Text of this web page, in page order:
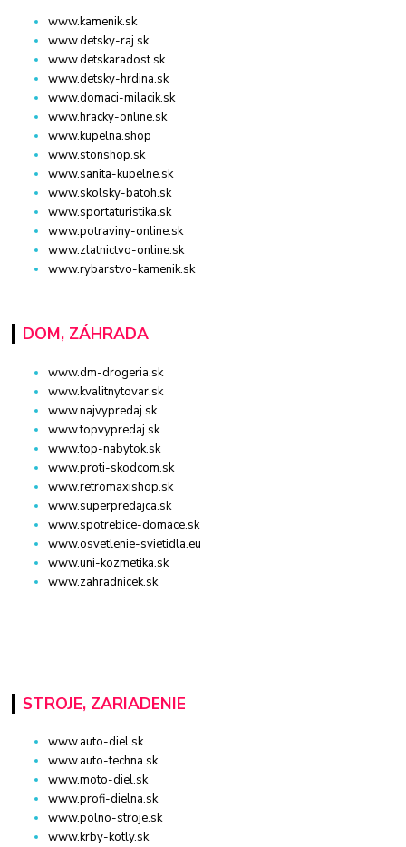
www.kamenik.sk
www.detsky-raj.sk
www.detskaradost.sk
www.detsky-hrdina.sk
www.domaci-milacik.sk
www.hracky-online.sk
www.kupelna.shop
www.stonshop.sk
www.sanita-kupelne.sk
www.skolsky-batoh.sk
www.sportaturistika.sk
www.potraviny-online.sk
www.zlatnictvo-online.sk
www.rybarstvo-kamenik.sk
DOM, ZÁHRADA
www.dm-drogeria.sk
www.kvalitnytovar.sk
www.najvypredaj.sk
www.topvypredaj.sk
www.top-nabytok.sk
www.proti-skodcom.sk
www.retromaxishop.sk
www.superpredajca.sk
www.spotrebice-domace.sk
www.osvetlenie-svietidla.eu
www.uni-kozmetika.sk
www.zahradnicek.sk
STROJE, ZARIADENIE
www.auto-diel.sk
www.auto-techna.sk
www.moto-diel.sk
www.profi-dielna.sk
www.polno-stroje.sk
www.krby-kotly.sk